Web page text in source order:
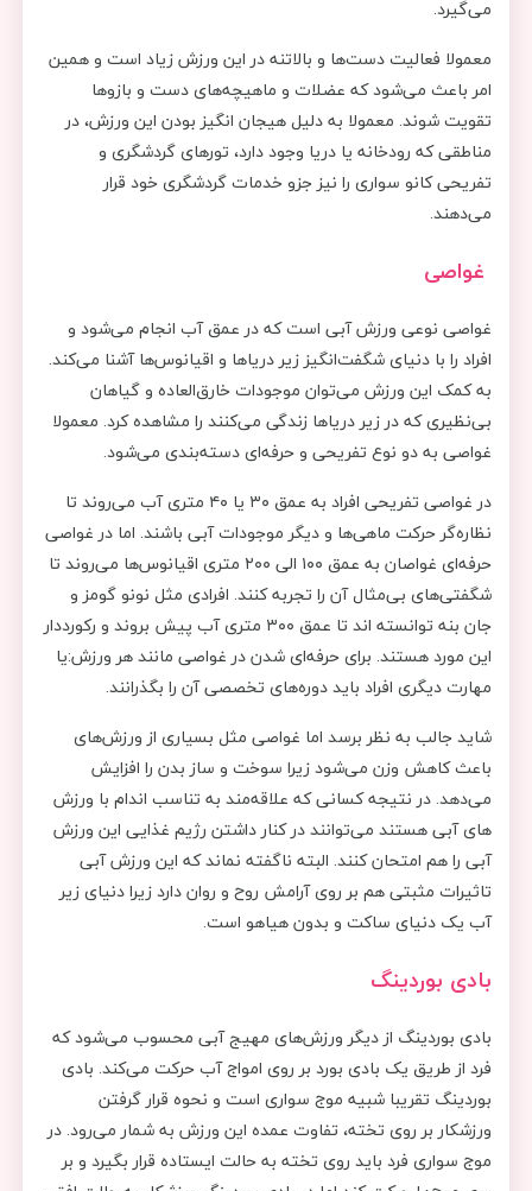
می‌گیرد.
معمولا فعالیت دست‌ها و بالا‌تنه در این ورزش زیاد است و همین
امر باعث می‌شود که عضلات و ماهیچه‌های دست و بازوها
تقویت شوند. معمولا به دلیل هیجان انگیز بودن این ورزش، در
مناطقی که رودخانه یا دریا وجود دارد، تورهای گردشگری و
تفریحی کانو سواری را نیز جزو خدمات گردشگری خود قرار
می‌دهند.
غواصی
غواصی نوعی ورزش آبی است که در عمق آب انجام می‌شود و
افراد را با دنیای شگفت‌انگیز زیر دریاها و اقیانوس‌ها آشنا می‌کند.
به کمک این ورزش می‌توان موجودات خارق‌العاده و گیاهان
بی‌نظیری که در زیر دریاها زندگی می‌کنند را مشاهده کرد. معمولا
غواصی به دو نوع تفریحی و حرفه‌ای دسته‌بندی می‌شود.
در غواصی تفریحی افراد به عمق ۳۰ یا ۴۰ متری آب می‌روند تا
نظاره‌گر حرکت ماهی‌ها و دیگر موجودات آبی باشند. اما در غواصی
حرفه‌ای غواصان به عمق ۱۰۰ الی ۲۰۰ متری اقیانوس‌ها می‌روند تا
شگفتی‌های بی‌مثال آن را تجربه کنند. افرادی مثل نونو گومز و
جان بنه توانسته اند تا عمق ۳۰۰ متری آب پیش بروند و رکورددار
این مورد هستند. برای حرفه‌ای شدن در غواصی مانند هر ورزش:یا
مهارت دیگری افراد باید دوره‌های تخصصی آن را بگذرانند.
شاید جالب به نظر برسد اما غواصی مثل بسیاری از ورزش‌های
باعث کاهش وزن می‌شود زیرا سوخت و ساز بدن را افزایش
می‌دهد. در نتیجه کسانی که علاقه‌مند به تناسب اندام با ورزش
های آبی هستند می‌توانند در کنار داشتن رژیم غذایی این ورزش
آبی را هم امتحان کنند. البته ناگفته نماند که این ورزش آبی
تاثیرات مثبتی هم بر روی آرامش روح و روان دارد زیرا دنیای زیر
آب یک دنیای ساکت و بدون هیاهو است.
بادی بوردینگ
بادی بوردینگ از دیگر ورزش‌های مهیج آبی محسوب می‌شود که
فرد از طریق یک بادی بورد بر روی امواج آب حرکت می‌کند. بادی
بوردینگ تقریبا شبیه موج سواری است و نحوه قرار گرفتن
ورزشکار بر روی تخته، تفاوت عمده این ورزش به شمار می‌رود. در
موج سواری فرد باید روی تخته به حالت ایستاده قرار بگیرد و بر